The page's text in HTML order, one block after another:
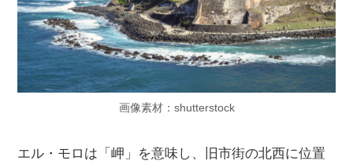
画像素材：shutterstock
エル・モロは「岬」を意味し、旧市街の北西に位置